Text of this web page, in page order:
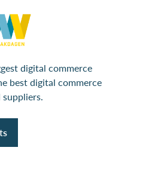
digital commerce
best digital commerce
suppliers.